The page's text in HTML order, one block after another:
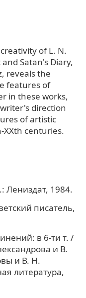
of L. N.
Satan's Diary,
reveals the
features of
in these works,
direction
of artistic
centuries.
Лениздат, 1984.
писатель,
в 6-ти т. /
и В.
и В. Н.
литература,